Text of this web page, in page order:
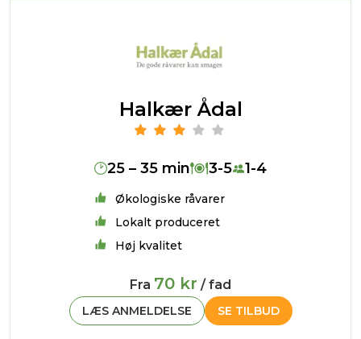
Halkær Ådal
25 – 35 min 3-5 1-4
Økologiske råvarer
Lokalt produceret
Høj kvalitet
Fra 70 kr / fad
SE TILBUD
LÆS ANMELDELSE